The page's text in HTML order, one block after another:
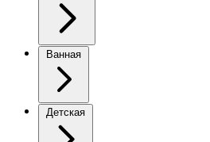
Ванная
Детская